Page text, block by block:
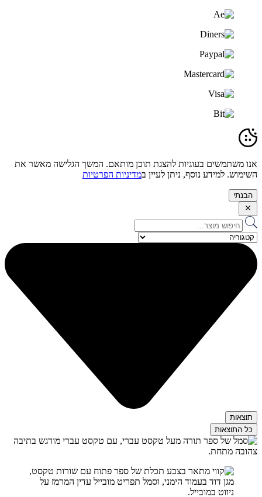
אנו משתמשים בעוגיות להצגת תוכן מותאם. המשך הגלישה מאשר את
השימוש. למידע נוסף, ניתן לעיין במדיניות הפרטיות
הבנתי
Search
...
תוצאות
כל התוצאות